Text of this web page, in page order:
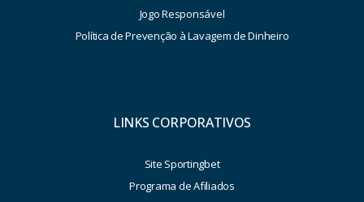
Jogo Responsável
Política de Prevenção à Lavagem de Dinheiro
LINKS CORPORATIVOS
Site Sportingbet
Programa de Afiliados